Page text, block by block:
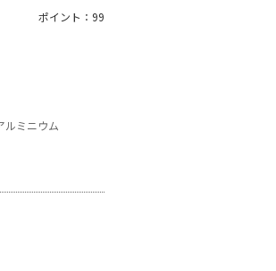
ポイント：99
ルミニウム